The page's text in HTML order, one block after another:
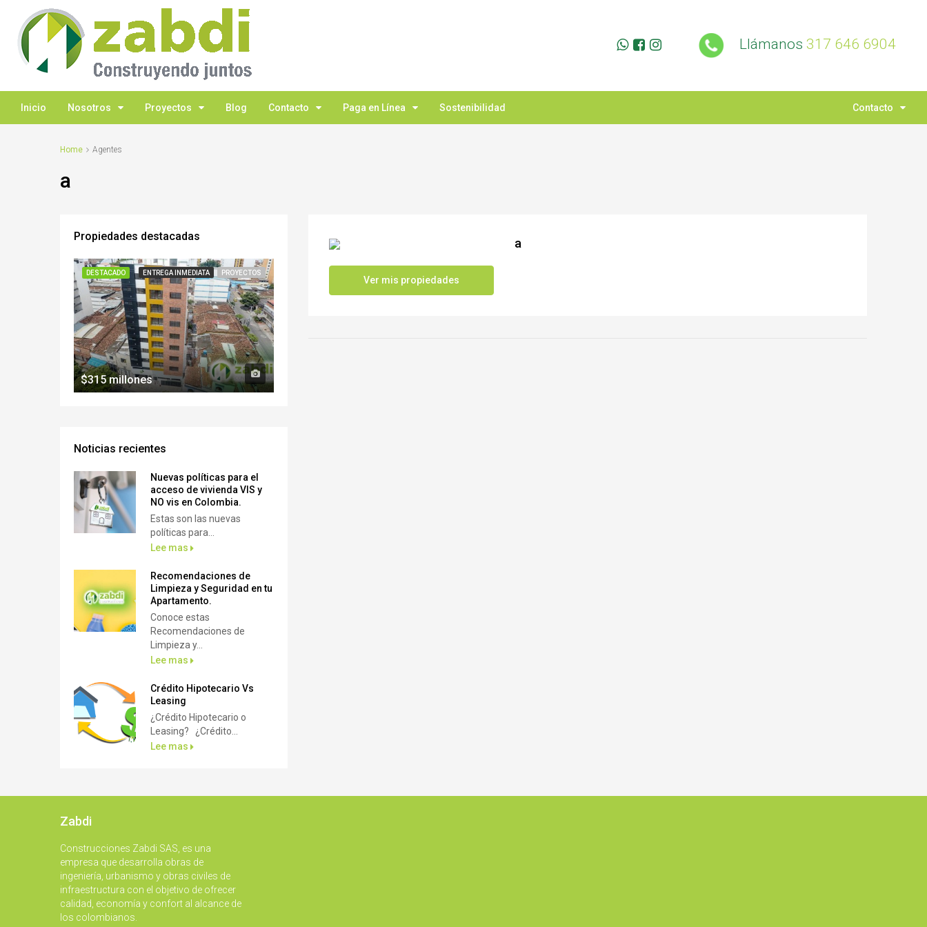
Llámanos 317 646 6904
Inicio Nosotros Proyectos Blog Contacto Paga en Línea Sostenibilidad Contacto
Home Agentes
a
Ver mis propiedades
a
Propiedades destacadas
DESTACADO ENTREGA INMEDIATA PROYECTOS
$315 millones
Noticias recientes
Nuevas políticas para el
acceso de vivienda VIS y
NO vis en Colombia.
Estas son las nuevas
políticas para...
Lee mas
Recomendaciones de
Limpieza y Seguridad en tu
Apartamento.
Conoce estas
Recomendaciones de
Limpieza y...
Lee mas
Crédito Hipotecario Vs
Leasing
¿Crédito Hipotecario o
Leasing? ¿Crédito...
Lee mas
Zabdi
Construcciones Zabdi SAS, es una
empresa que desarrolla obras de
ingeniería, urbanismo y obras civiles de
infraestructura con el objetivo de ofrecer
calidad, economía y confort al alcance de
los colombianos.